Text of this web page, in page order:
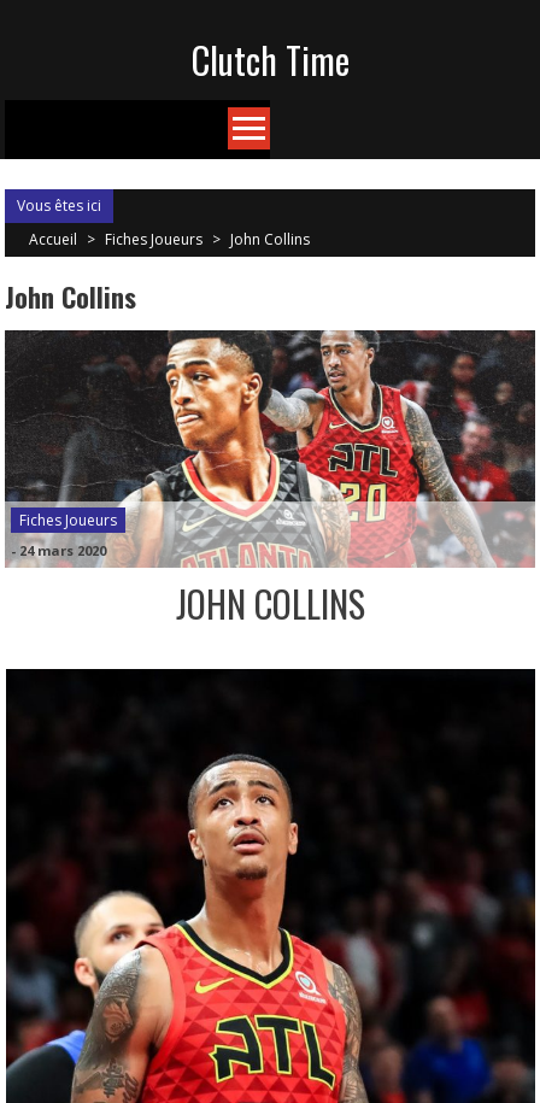
Clutch Time
Vous êtes ici
Accueil > Fiches Joueurs > John Collins
John Collins
Fiches Joueurs
- 24 mars 2020
JOHN COLLINS